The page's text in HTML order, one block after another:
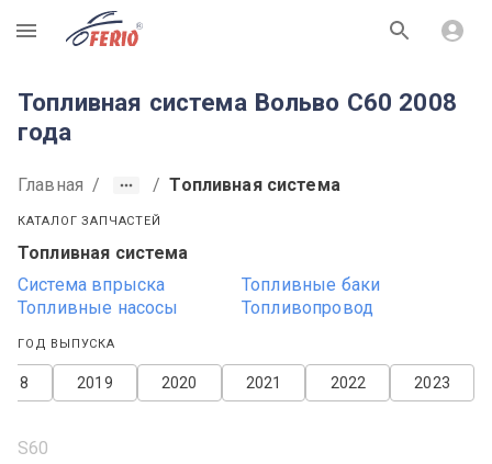
R
Топливная система Вольво С60 2008
года
Главная / / Топливная система
КАТАЛОГ ЗАПЧАСТЕЙ
Топливная система
Система впрыска
Топливные баки
Топливные насосы
Топливопровод
ГОД ВЫПУСКА
2023
2022
2021
2020
2019
S60